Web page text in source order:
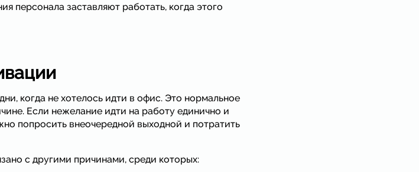
персонала заставляют работать, когда этого
когда не хотелось идти в офис. Это нормальное
Если нежелание идти на работу единично и
попросить внеочередной выходной и потратить
с другими причинами, среди которых: